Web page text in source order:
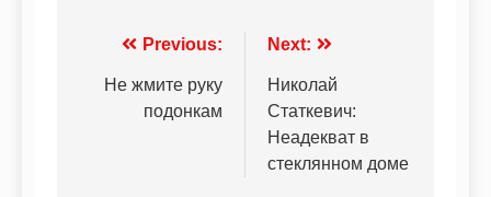
Previous:
Не жмите руку
подонкам
Next:
Николай
Статкевич:
Неадекват в
стеклянном доме